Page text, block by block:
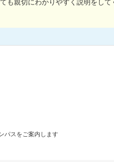
も親切にわかりやすく説明をし
パスをご案内します